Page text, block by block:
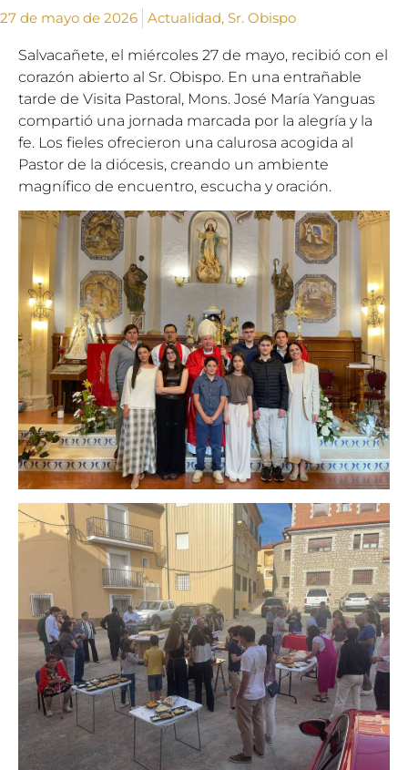
27 de mayo de 2026 Actualidad, Sr. Obispo
Salvacañete, el miércoles 27 de mayo, recibió con el
corazón abierto al Sr. Obispo. En una entrañable
tarde de Visita Pastoral, Mons. José María Yanguas
compartió una jornada marcada por la alegría y la
fe. Los fieles ofrecieron una calurosa acogida al
Pastor de la diócesis, creando un ambiente
magnífico de encuentro, escucha y oración.